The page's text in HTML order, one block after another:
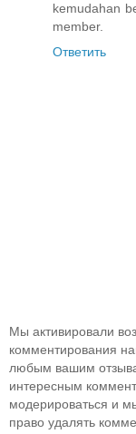
kemudahan
member.
Ответить
Мы активировали
комментирования
любым вашим
интересным
модерироваться и
право удалять